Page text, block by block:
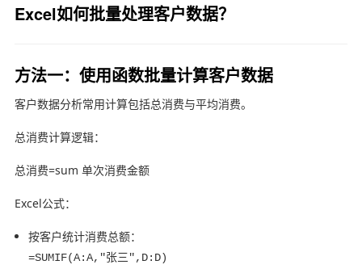
Excel如何批量处理客户数据？
方法一：使用函数批量计算客户数据
客户数据分析常用计算包括总消费与平均消费。
总消费计算逻辑：
总消费=sum 单次消费金额
Excel公式：
按客户统计消费总额：
=SUMIF(A:A,"张三",D:D)